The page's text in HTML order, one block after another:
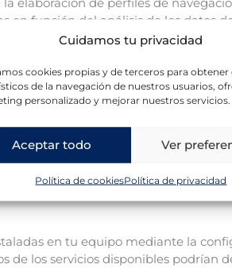
Cuidamos tu privacidad
cookies propias y de terceros para obtener
de la navegación de nuestros usuarios,
personalizado y mejorar nuestros servicios.
Aceptar todo Ver
Política de cookiesPolítica de privacidad
función del análisis de los datos
posible, de los espacios
del comportamiento de los
permite desarrollar un perfil
visitantes puedan interactuar con
y que se generen únicamente
información recopilada se regula
en tu equipo mediante la
de los servicios disponibles podrían